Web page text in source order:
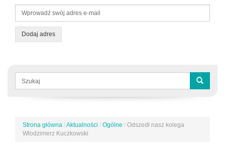
Dodaj adres
Formularz
wyszukiwania
Jesteś
tutaj
Strona główna /Aktualności / Ogólne / Odszedł nasz kolega
Włodzimerz Kuczkowski